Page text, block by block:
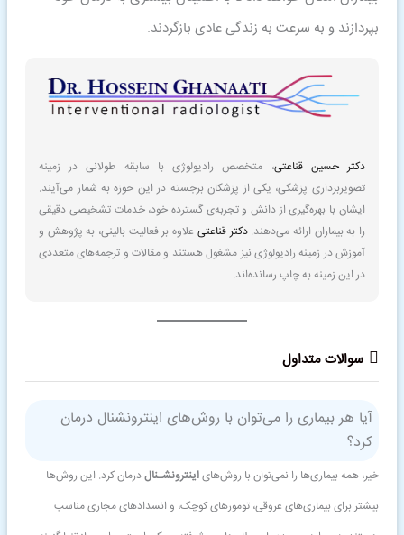
بپردازند و به سرعت به زندگی عادی بازگردند.
دکتر حسین قناعتی، متخصص رادیولوژی با سابقه طولانی در زمینه
تصویربرداری پزشکی، یکی از پزشکان برجسته در این حوزه به شمار می‌آیند.
ایشان با بهره‌گیری از دانش و تجربه‌ی گسترده خود، خدمات تشخیصی دقیقی
را به بیماران ارائه می‌دهند.دکتر قناعتی علاوه بر فعالیت بالینی، به پژوهش و
آموزش در زمینه رادیولوژی نیز مشغول هستند و مقالات و ترجمه‌های متعددی
در این زمینه به چاپ رسانده‌اند.
سوالات متداول
آیا هر بیماری را می‌توان با روش‌های اینترونشنال درمان
کرد؟
خیر، همه بیماری‌ها را نمی‌توان با روش‌هایاینترونشـنالدرمان کرد. این روش‌ها
بیشتر برای بیماری‌های عروقی، تومورهای کوچک، و انسدادهای مجاری مناسب